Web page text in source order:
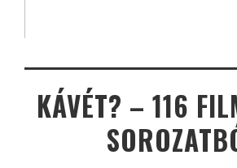
KÁVÉT? – 116